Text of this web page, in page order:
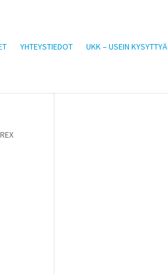
YHTEYSTIEDOT UKK – USEIN KYSYTTYÄ